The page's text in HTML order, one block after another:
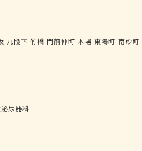
九段下 竹橋 門前仲町 木場 東陽町 南砂町
尿器科